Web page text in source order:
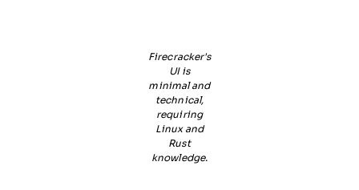
Firecracker's
UI is
minimal and
technical,
requiring
Linux and
Rust
knowledge.